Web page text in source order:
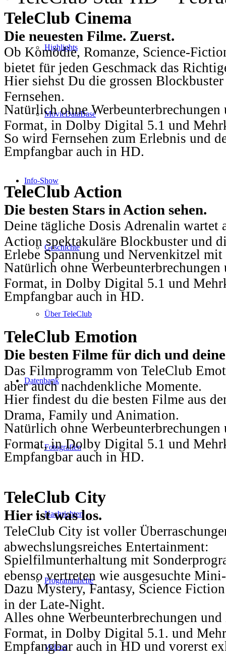
Highlights
MovieDataBase
Info-Show
Geschichte
Über TeleClub
Datenbank
Fotografien
Nachrichten
Programmhefte
Videos
TeleClub Cinema
Die neuesten Filme. Zuerst.
Ob Komödie, Romanze, Science-
bietet für jeden Geschmack das
Hier siehst Du die grossen
Fernsehen.
Natürlich ohne
Format, in Dolby Digital 5.1 und
So wird Fernsehen zum Erlebnis und
Empfangbar auch in HD.
TeleClub Action
Die besten Stars in Action sehen.
Deine tägliche Dosis Adrenalin wartet
Action spektakuläre Blockbuster und
Erlebe Spannung und Nervenkitzel
Natürlich ohne
Format, in Dolby Digital 5.1 und
Empfangbar auch in HD.
TeleClub Emotion
Die besten Filme für dich und
Das Filmprogramm von TeleClub
aber auch nachdenkliche Momente.
Hier findest du die besten Filme aus
Drama, Family und Animation.
Natürlich ohne
Format, in Dolby Digital 5.1 und
Empfangbar auch in HD.
TeleClub City
Hier ist was los.
TeleClub City ist voller
abwechslungsreiches Entertainment:
Spielfilmunterhaltung mit
ebenso vertreten wie ausgesuchte
Dazu Mystery, Fantasy, Science
in der Late-Night.
Alles ohne Werbeunterbrechungen
Format, in Dolby Digital 5.1. und
Empfangbar auch in HD und vorerst